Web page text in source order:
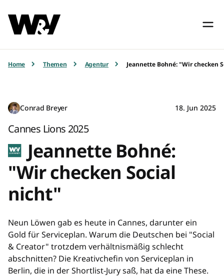
Home Themen Agentur Jeannette Bohné: "Wir checken
Conrad Breyer 18. Jun 2025
Cannes Lions 2025
Jeannette Bohné:
"Wir checken Social
nicht"
Neun Löwen gab es heute in Cannes, darunter ein
Gold für Serviceplan. Warum die Deutschen bei "Social
& Creator" trotzdem verhältnismäßig schlecht
abschnitten? Die Kreativchefin von Serviceplan in
Berlin, die in der Shortlist-Jury saß, hat da eine These.